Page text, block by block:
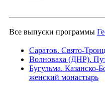
Все выпуски программы
Саратов. Свято-
Волноваха (ДНР).
Бугульма. Казанско-
женский монастырь